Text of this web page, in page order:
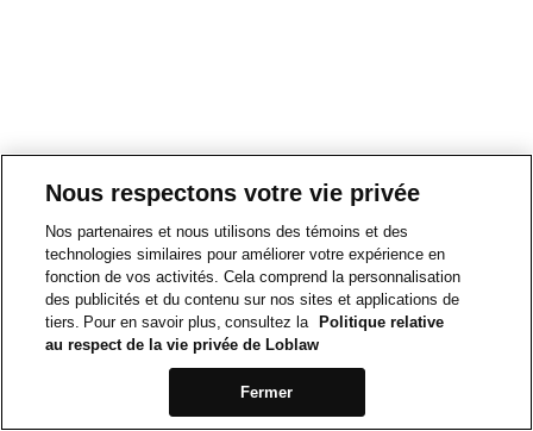
Nous respectons votre vie privée
Nos partenaires et nous utilisons des témoins et des
technologies similaires pour améliorer votre expérience en
fonction de vos activités. Cela comprend la personnalisation
des publicités et du contenu sur nos sites et applications de
tiers. Pour en savoir plus, consultez la
Politique relative
au respect de la vie privée de Loblaw
Fermer